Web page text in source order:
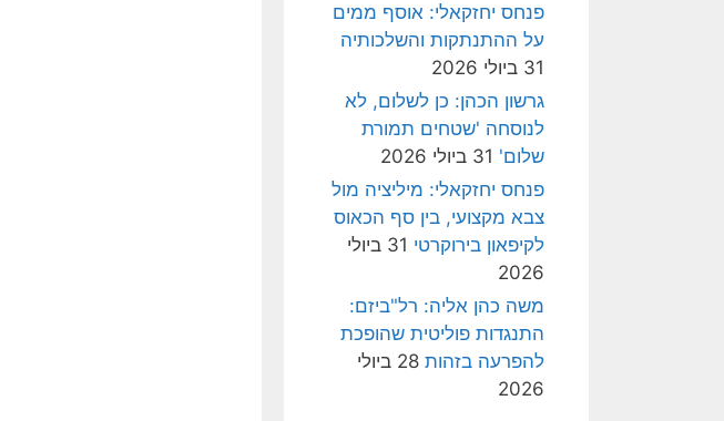
פנחס יחזקאלי: אוסף ממים
על ההתנתקות והשלכותיה
31 ביולי 2026
גרשון הכהן: כן לשלום, לא
לנוסחה 'שטחים תמורת
שלום' 31 ביולי 2026
פנחס יחזקאלי: מיליציה מול
צבא מקצועי, בין סף הכאוס
לקיפאון בירוקרטי
31 ביולי
2026
משה כהן אליה: רל"ביזם:
התנגדות פוליטית שהופכת
להפרעה בזהות
28 ביולי
2026